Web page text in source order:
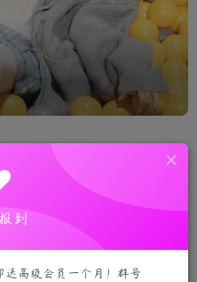
到
送高级会员一个月！群号